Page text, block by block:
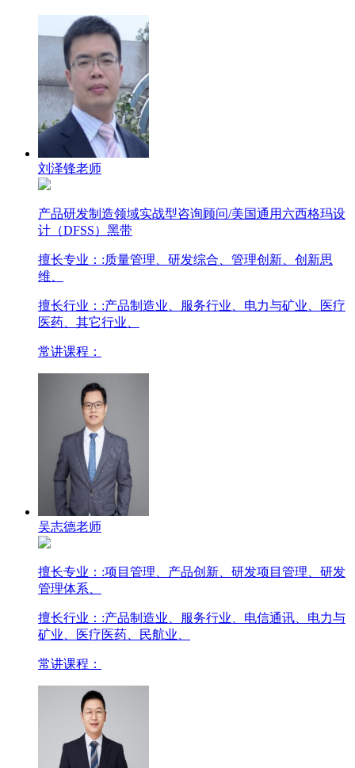
刘泽锋老师
产品研发制造领域实战型咨询顾问/美国通用六西格玛设
计（DFSS）黑带
擅长专业： :质量管理、研发综合、管理创新、创新思
维、
擅长行业： :产品制造业、服务行业、电力与矿业、医疗
医药、其它行业、
常讲课程：
吴志德老师
擅长专业： :项目管理、产品创新、研发项目管理、研发
管理体系、
擅长行业： :产品制造业、服务行业、电信通讯、电力与
矿业、医疗医药、民航业、
常讲课程：